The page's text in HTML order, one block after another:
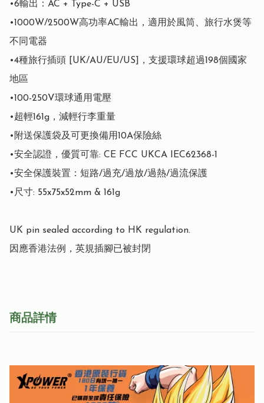
•6輸出：AC + Type-C + USB
•1000W/2500W高功率AC輸出，適用於風筒、旅行水煲等
不同電器
•4種旅行插頭 [UK/AU/EU/US]，支援環球超過198個國家
地區
•100-250V環球通用電壓
•超輕161g，減輕行李重量
•附送保護袋及可更換備用10A保險絲
•安全認證，優質可靠: CE FCC UKCA IEC62368-1
•安全保護裝置：短路/過充/過放/過熱/過流保護
•尺寸: 55x75x52mm & 161g
UK pin sealed according to HK regulation.
因應香港法例，英規插腳已被封閉
商品詳情